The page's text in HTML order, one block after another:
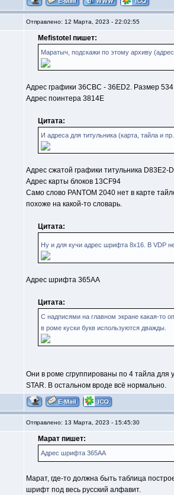
Отправлено: 12 Марта, 2023 - 22:02:55
Mefistotel пишет:
Маратыч, подскажи по этому архиву
Адрес графики 36CBC - 36ED2. Размер
Адрес поинтера 3814E
Цитата:
И адреса для титульника (карта, тайла и
Адрес сжатой графики титульника D83E2-
Адрес карты блоков 13CF94
Само слово PANTOM 2040 нет в карте
похоже на какой-то словарь.
Цитата:
Ну и для кучи адрес шрифта 8х16. В VDP
Адрес шрифта 365AA
Цитата:
С надписями на главном экране какая-то
в роме куски букв используются дважды.
Они в роме сгруппированы по 4 тайла для
STAR. В остальном вроде всё нормально.
Отправлено: 13 Марта, 2023 - 15:45:30
Марат пишет:
Адрес шрифта 365AA
Марат, где-то должна быть таблица
шрифт под весь русский алфавит.